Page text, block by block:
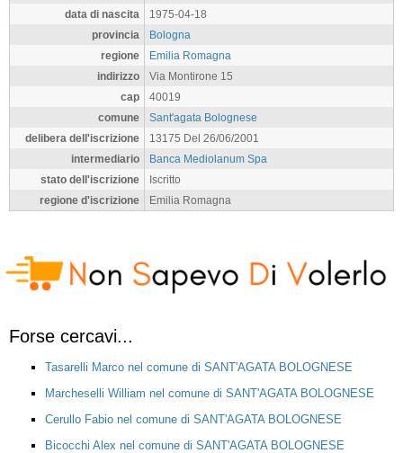
data di nascita
1975-04-18
provincia
Bologna
regione
Emilia Romagna
indirizzo
Via Montirone 15
cap
40019
comune
Sant'agata Bolognese
delibera dell'iscrizione
13175 Del 26/06/2001
intermediario
Banca Mediolanum Spa
stato dell'iscrizione
Iscritto
regione d'iscrizione
Emilia Romagna
Forse cercavi...
Tasarelli Marco nel comune di SANT'AGATA BOLOGNESE
Marcheselli William nel comune di SANT'AGATA BOLOGNESE
Cerullo Fabio nel comune di SANT'AGATA BOLOGNESE
Bicocchi Alex nel comune di SANT'AGATA BOLOGNESE